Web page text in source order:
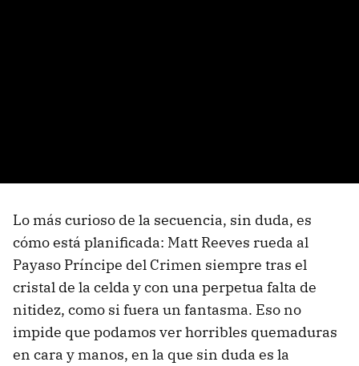
Lo más curioso de la secuencia, sin duda, es
cómo está planificada: Matt Reeves rueda al
Payaso Príncipe del Crimen siempre tras el
cristal de la celda y con una perpetua falta de
nitidez, como si fuera un fantasma. Eso no
impide que podamos ver horribles quemaduras
en cara y manos, en la que sin duda es la